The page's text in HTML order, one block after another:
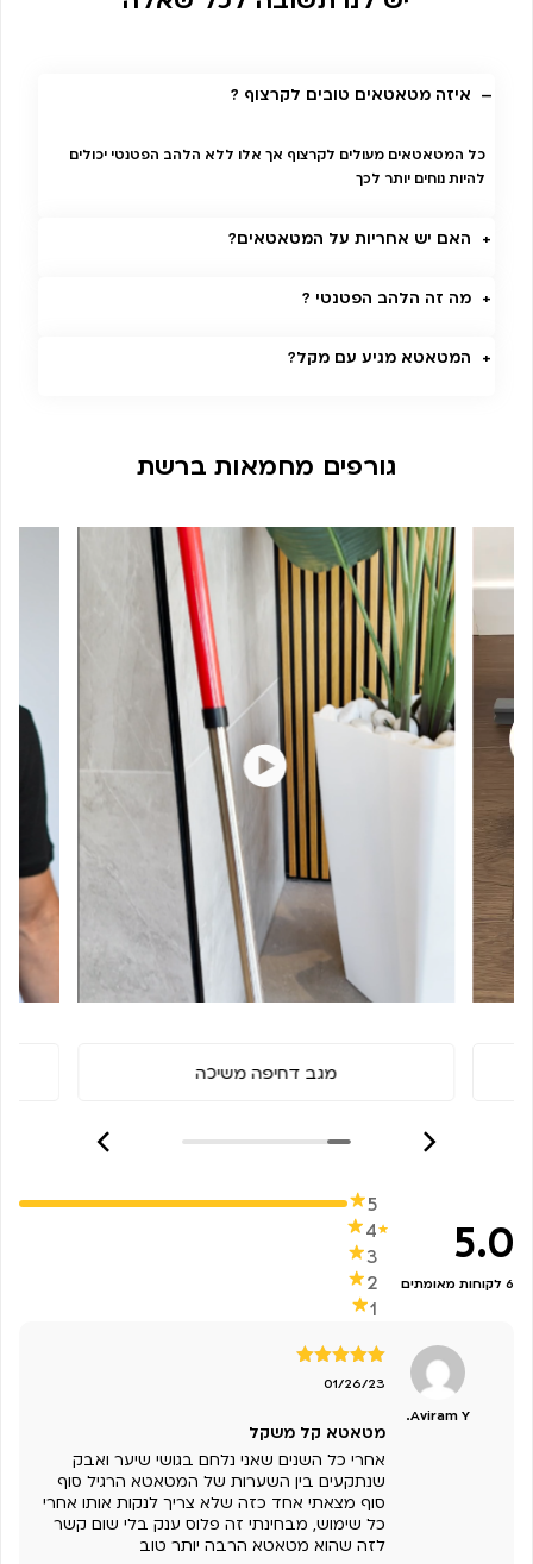
איזה מטאטאים טובים לקרצוף ?
כל המטאטאים מעולים לקרצוף אך אלו ללא הלהב הפטנטי יכולים
להיות נוחים יותר לכך
האם יש אחריות על המטאטאים?
מה זה הלהב הפטנטי ?
המטאטא מגיע עם מקל?
גורפים מחמאות ברשת
מגב דחיפה משיכה
5.0
6 לקוחות מאומתים
5
4
3
2
1
Aviram Y.
דורג5מתוך01/26/23
מטאטא קל משקל
אחרי כל השנים שאני נלחם בגושי שיער ואבק
שנתקעים בין השערות של המטאטא הרגיל סוף
סוף מצאתי אחד כזה שלא צריך לנקות אותו אחרי
כל שימוש, מבחינתי זה פלוס ענק בלי שום קשר
לזה שהוא מטאטא הרבה יותר טוב